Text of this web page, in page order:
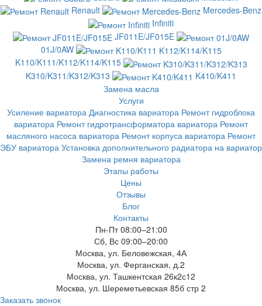
Renault
Mercedes-Benz
Infiniti
JF011E/JF015E
01J/0AW
K110/K111/K112/K114/K115
K310/K311/K312/K313
K410/K411
Замена масла
Услуги
Усиление вариатора Диагностика вариатора Ремонт гидроблока
вариатора Ремонт гидротрансформатора вариатора Ремонт
масляного насоса вариатора Ремонт корпуса вариатора Ремонт
ЭБУ вариатора Установка дополнительного радиатора на вариатор
Замена ремня вариатора
Этапы работы
Цены
Отзывы
Блог
Контакты
Пн-Пт 08:00–21:00
Сб, Вс 09:00–20:00
Москва, ул. Беловежская, 4А
Москва, ул. Ферганская, д.2
Москва, ул. Ташкентская 26к2с12
Москва, ул. Шереметьевская 85б стр 2
Заказать звонок